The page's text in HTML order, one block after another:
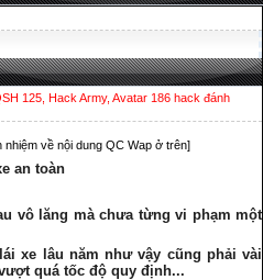
125, Hack Army, Avatar 186 hack đánh
về nội dung QC Wap ở trên]
an toàn
vô lăng mà chưa từng vi phạm một
xe lâu năm như vậy cũng phải vài
quá tốc độ quy định...